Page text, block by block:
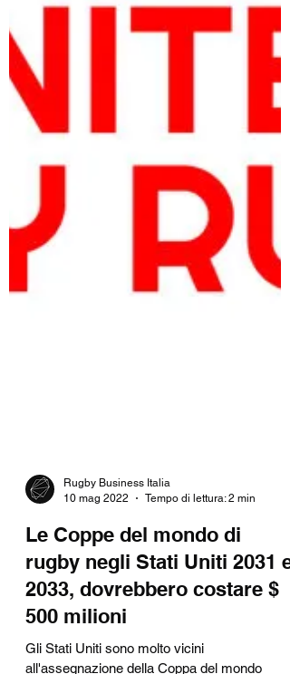
Rugby Business Italia
10 mag 2022
Tempo di lettura: 2 min
rugby negli Stati Uniti 2031 e